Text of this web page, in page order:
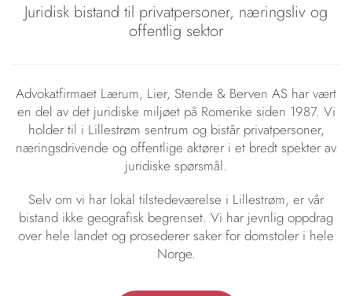
Juridisk bistand til privatpersoner, næringsliv og
offentlig sektor
Advokatfirmaet Lærum, Lier, Stende & Berven AS har vært
en del av det juridiske miljøet på Romerike siden 1987. Vi
holder til i Lillestrøm sentrum og bistår privatpersoner,
næringsdrivende og offentlige aktører i et bredt spekter av
juridiske spørsmål.
Selv om vi har lokal tilstedeværelse i Lillestrøm, er vår
bistand ikke geografisk begrenset. Vi har jevnlig oppdrag
over hele landet og prosederer saker for domstoler i hele
Norge.